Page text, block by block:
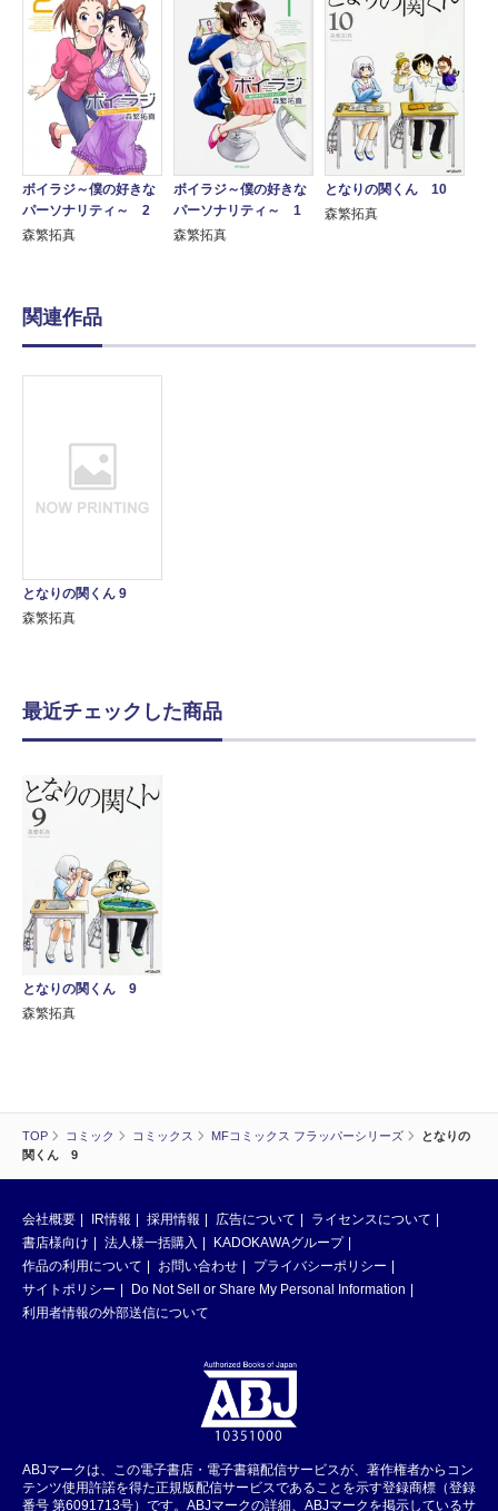
TOP コミック コミックス MFコミックス フラッパーシリーズ
となりの
関くん 9
ボイラジ～僕の好きな
パーソナリティ～ 2
森繁拓真
ボイラジ～僕の好きな
パーソナリティ～ 1
森繁拓真
となりの関くん 10
森繁拓真
関連作品
となりの関くん 9
森繁拓真
最近チェックした商品
となりの関くん 9
森繁拓真
会社概要 IR情報 採用情報 広告について
ライセンスについて
書店様向け
法人様一括購入
KADOKAWAグループ
作品の利用について
お問い合わせ
プライバシーポリシー
サイトポリシー
Do Not Sell or Share My Personal Information
利用者情報の外部送信について
ABJマークは、この電子書店・電子書籍配信サービスが、著作権者からコン
テンツ使用許諾を得た正規版配信サービスであることを示す登録商標（登録
番号 第6091713号）です。ABJマークの詳細、ABJマークを掲示しているサ